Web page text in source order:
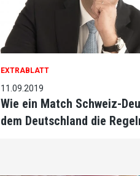
EXTRABLATT
11.09.2019
Wie ein Match Schweiz-
dem Deutschland die